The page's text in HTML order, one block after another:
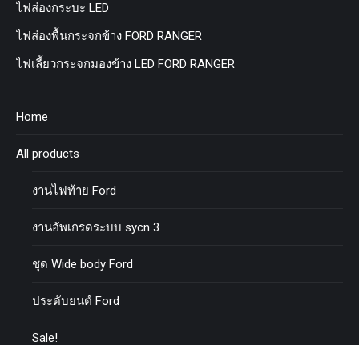
ไฟส่องกระบะ LED
ไฟส่องพื้นกระจกข้าง FORD RANGER
ไฟเลี้ยวกระจกมองข้าง LED FORD RANGER
Home
All products
งานไฟท้าย Ford
งานอัพเกรดระบบ sycn 3
ชุด Wide body Ford
ประดับยนต์ Ford
Sale!